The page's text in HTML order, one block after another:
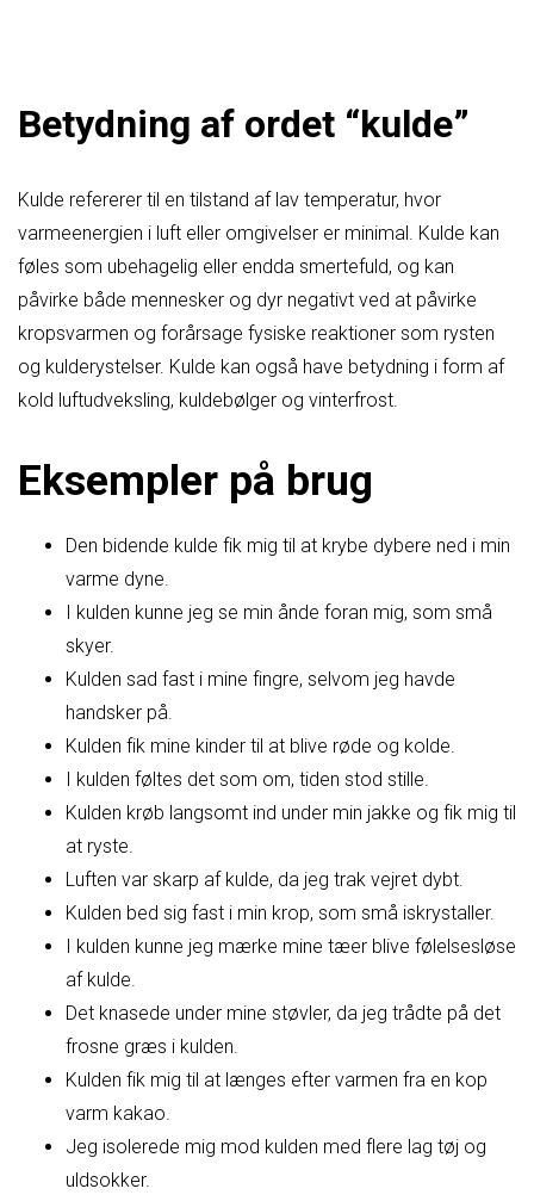
Betydning af ordet “kulde”
Kulde refererer til en tilstand af lav temperatur, hvor
varmeenergien i luft eller omgivelser er minimal. Kulde kan
føles som ubehagelig eller endda smertefuld, og kan
påvirke både mennesker og dyr negativt ved at påvirke
kropsvarmen og forårsage fysiske reaktioner som rysten
og kulderystelser. Kulde kan også have betydning i form af
kold luftudveksling, kuldebølger og vinterfrost.
Eksempler på brug
Den bidende kulde fik mig til at krybe dybere ned i min
varme dyne.
I kulden kunne jeg se min ånde foran mig, som små
skyer.
Kulden sad fast i mine fingre, selvom jeg havde
handsker på.
Kulden fik mine kinder til at blive røde og kolde.
I kulden føltes det som om, tiden stod stille.
Kulden krøb langsomt ind under min jakke og fik mig til
at ryste.
Luften var skarp af kulde, da jeg trak vejret dybt.
Kulden bed sig fast i min krop, som små iskrystaller.
I kulden kunne jeg mærke mine tæer blive følelsesløse
af kulde.
Det knasede under mine støvler, da jeg trådte på det
frosne græs i kulden.
Kulden fik mig til at længes efter varmen fra en kop
varm kakao.
Jeg isolerede mig mod kulden med flere lag tøj og
uldsokker.